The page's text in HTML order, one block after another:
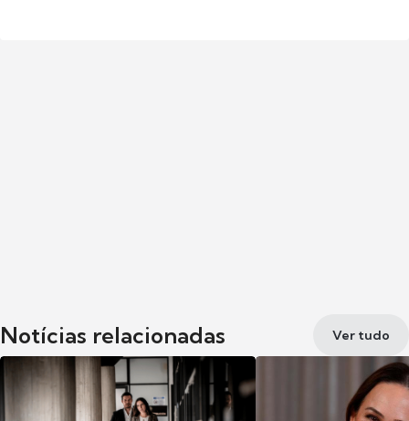
Notícias relacionadas Ver tudo